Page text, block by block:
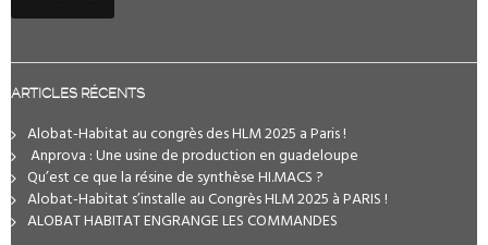
ARTICLES RÉCENTS
Alobat-Habitat au congrès des HLM 2025 a Paris !
️ Anprova : Une usine de production en guadeloupe
Qu’est ce que la résine de synthèse HI.MACS ?
Alobat-Habitat s’installe au Congrès HLM 2025 à PARIS !
ALOBAT HABITAT ENGRANGE LES COMMANDES